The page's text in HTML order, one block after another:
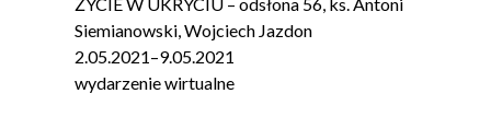
Siemianowski, Wojciech Jazdon
2.05.2021–9.05.2021
wydarzenie wirtualne